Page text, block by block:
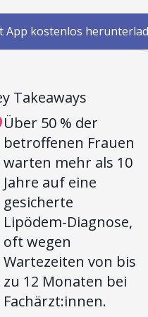
App kostenlos
Takeaways
Über 50 % der
betroffenen Frauen
warten mehr als 10
Jahre auf eine
gesicherte
Lipödem-Diagnose,
oft wegen
Wartezeiten von bis
zu 12 Monaten bei
Fachärzt:innen.